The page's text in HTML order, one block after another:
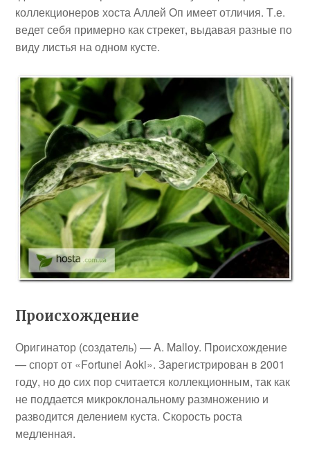
коллекционеров хоста Аллей Оп имеет отличия. Т.е.
ведет себя примерно как стрекет, выдавая разные по
виду листья на одном кусте.
Происхождение
Оригинатор (создатель) — A. Malloy. Происхождение
— спорт от «Fortunei Aoki». Зарегистрирован в 2001
году, но до сих пор считается коллекционным, так как
не поддается микроклональному размножению и
разводится делением куста. Скорость роста
медленная.